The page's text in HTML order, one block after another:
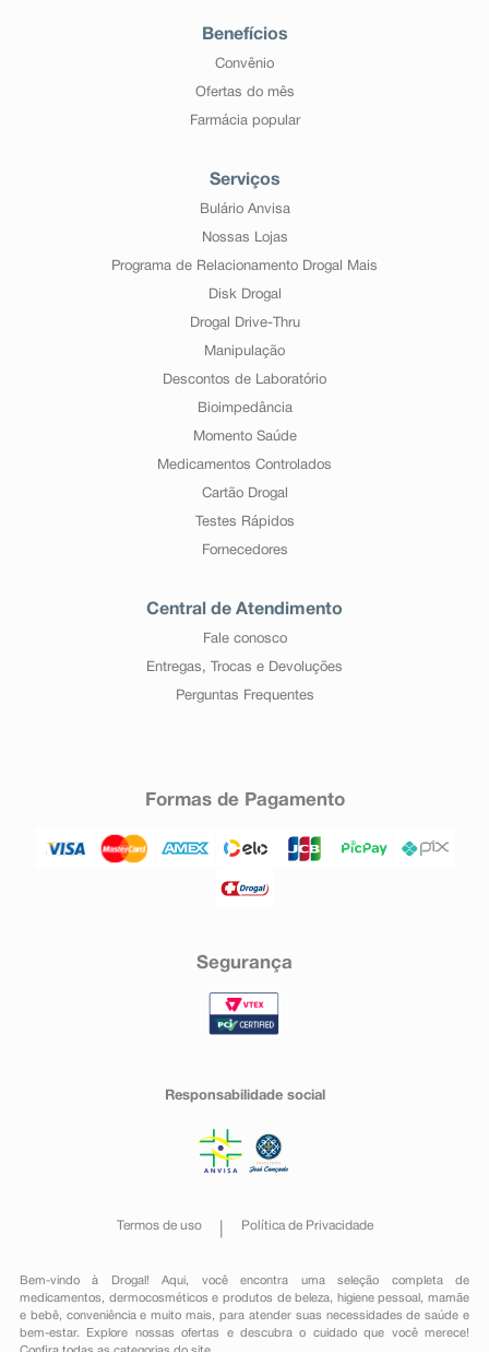
Benefícios
Convênio
Ofertas do mês
Farmácia popular
Serviços
Bulário Anvisa
Nossas Lojas
Programa de Relacionamento Drogal Mais
Disk Drogal
Drogal Drive-Thru
Manipulação
Descontos de Laboratório
Bioimpedância
Momento Saúde
Medicamentos Controlados
Cartão Drogal
Testes Rápidos
Fornecedores
Central de Atendimento
Fale conosco
Entregas, Trocas e Devoluções
Perguntas Frequentes
Formas de Pagamento
Segurança
Responsabilidade social
Termos de uso Política de Privacidade
Bem-vindo à Drogal! Aqui, você encontra uma seleção completa de
medicamentos , dermocosméticos e produtos de beleza, higiene pessoal ,mamãe
e bebê, conveniênciae muito mais, para atender suas necessidades de saúde e
bem-estar. Explore nossas ofertas e descubra o cuidado que você merece!